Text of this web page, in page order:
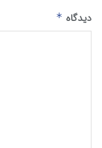
دیدگاه *